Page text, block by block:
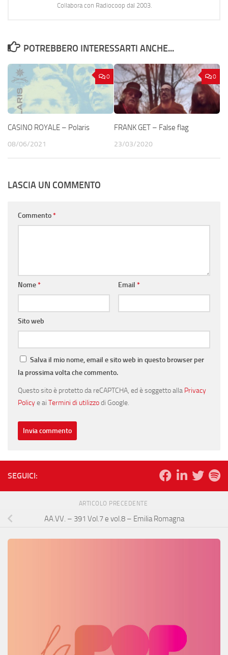
Collabora con Radiocoop dal 2003.
POTREBBERO INTERESSARTI ANCHE...
0
CASINO ROYALE – Polaris
08/06/2021
0
FRANK GET – False flag
23/03/2020
LASCIA UN COMMENTO
Commento*
Nome* Email *
Sito web
Salva il mio nome, email e sito web in questo browser per
la prossima volta che commento.
Questo sito è protetto da reCAPTCHA, ed è soggetto alla Privacy
Policye ai Termini di utilizzodi Google.
SEGUICI:
ARTICOLO PRECEDENTE
AA.VV. – 391 Vol.7 e vol.8 – Emilia Romagna